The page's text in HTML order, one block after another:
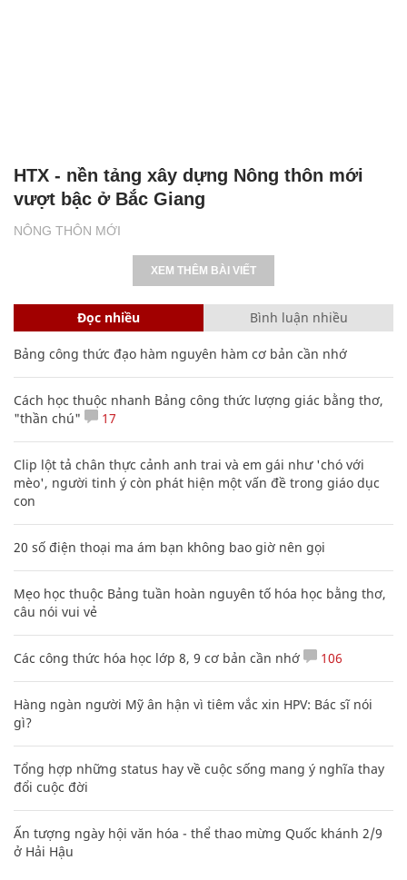
NÔNG THÔN MỚI
HTX - nền tảng xây dựng Nông thôn mới
vượt bậc ở Bắc Giang
XEM THÊM BÀI VIẾT
Đọc nhiều Bình luận nhiều
Bảng công thức đạo hàm nguyên hàm cơ bản cần nhớ
Cách học thuộc nhanh Bảng công thức lượng giác bằng thơ,
"thần chú"
17
Clip lột tả chân thực cảnh anh trai và em gái như 'chó với
mèo', người tinh ý còn phát hiện một vấn đề trong giáo dục
con
20 số điện thoại ma ám bạn không bao giờ nên gọi
Mẹo học thuộc Bảng tuần hoàn nguyên tố hóa học bằng thơ,
câu nói vui vẻ
Các công thức hóa học lớp 8, 9 cơ bản cần nhớ 106
Hàng ngàn người Mỹ ân hận vì tiêm vắc xin HPV: Bác sĩ nói
gì?
Tổng hợp những status hay về cuộc sống mang ý nghĩa thay
đổi cuộc đời
Ấn tượng ngày hội văn hóa - thể thao mừng Quốc khánh 2/9
ở Hải Hậu